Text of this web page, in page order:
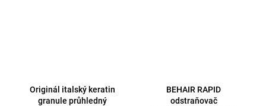
Originál italský keratin
granule průhledný
BEHAIR RAPID
odstraňovač